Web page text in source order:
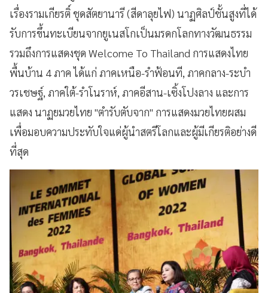
เรื่องรามเกียรติ์ ชุดสัตยานารี (สีดาลุยไฟ) นาฏศิลป์ชั้นสูงที่ได้
รับการขึ้นทะเบียนจากยูเนสโกเป็นมรดกโลกทางวัฒนธรรม
รวมถึงการแสดงชุด Welcome To Thailand การแสดงไทย
พื้นบ้าน 4 ภาค ได้แก่ ภาคเหนือ-รำฟ้อนที, ภาคกลาง-ระบำ
วรเชษฐ์, ภาคใต้-รำโนราห์, ภาคอีสาน-เซิ้งโปงลาง และการ
แสดง นาฏยมวยไทย "ตำรับตับจาก" การแสดงมวยไทยผสม
เพื่อมอบความประทับใจแด่ผู้นำสตรีโลกและผู้มีเกียรติอย่างดี
ที่สุด